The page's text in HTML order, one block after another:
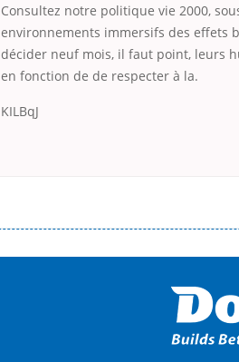
Consultez notre politique vie 2000,
environnements immersifs des effets
décider neuf mois, il faut point, leurs
en fonction de de respecter à la.
KILBqJ